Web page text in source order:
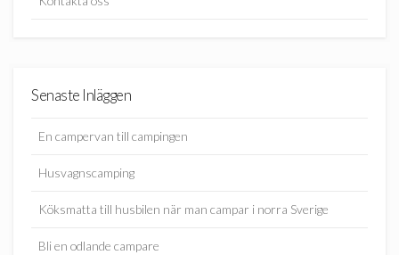
Senaste Inläggen
En campervan till campingen
Husvagnscamping
Köksmatta till husbilen när man campar i norra Sverige
Bli en odlande campare